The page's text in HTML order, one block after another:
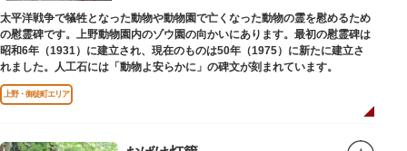
太平洋戦争で犠牲となった動物や動物園で亡くなった動物の霊を慰めるため
の慰霊碑です。上野動物園内のゾウ園の向かいにあります。最初の慰霊碑は
昭和6年（1931）に建立され、現在のものは50年（1975）に新たに建立さ
れました。人工石には「動物よ安らかに」の碑文が刻まれています。
上野・御徒町エリア